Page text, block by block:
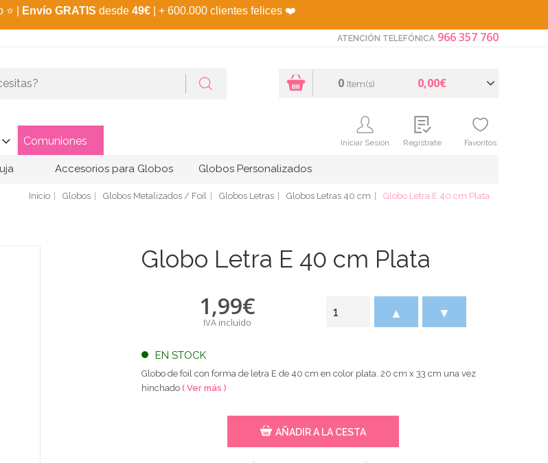
⭐ Envío GRATIS desde 49€ | + 600.000 clientes felices ❤️
ATENCIÓN TELEFÓNICA 966 357 760
Comuniones
0 Item(s) 0,00€
Iniciar Sesión Regístrate Favoritos
Accesorios para Globos Globos Personalizados
Inicio Globos Globos Metalizados / Foil Globos Letras Globos Letras 40 cm Globo Letra E 40 cm Plata
Globo Letra E 40 cm Plata
1,99€
IVA incluido
EN STOCK
▲ ▼
Globo de foil con forma de letra E de 40 cm en color plata. 20 cm x 33 cm una vez
hinchado ( Ver más )
AÑADIR A LA CESTA